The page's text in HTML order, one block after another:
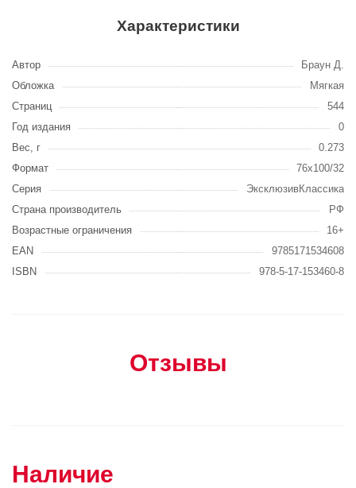
Характеристики
Автор
Браун Д.
Обложка
Мягкая
Страниц
544
Год издания
0
Вес, г
0.273
Формат
76x100/32
Серия
ЭксклюзивКлассика
Страна производитель
РФ
Возрастные ограничения
16+
EAN
9785171534608
ISBN
978-5-17-153460-8
Отзывы
Наличие